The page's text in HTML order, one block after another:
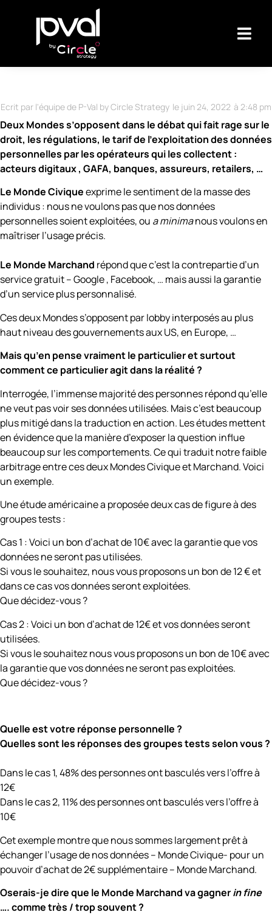
Ecrit par l'équipe de P-Val by Circle Strategy le juin 24, 2022 à 2:48 pm
Deux Mondes s’opposent dans le débat qui fait rage sur le
droit, les régulations, le tarif de l’exploitation des données
personnelles par les opérateurs qui les collectent :
acteurs digitaux , GAFA, banques, assureurs, retailers, …
Le Monde Civiqueexprime le sentiment de la masse des
individus : nous ne voulons pas que nos données
personnelles soient exploitées, ou a minimanous voulons en
maîtriser l’usage précis.
Le Monde Marchand répond que c’est la contrepartie d’un
service gratuit – Google , Facebook, … mais aussi la garantie
d’un service plus personnalisé.
Ces deux Mondes s’opposent par lobby interposés au plus
haut niveau des gouvernements aux US, en Europe, …
Mais qu’en pense vraiment le particulier et surtout
comment ce particulier agit dans la réalité ?
Interrogée, l’immense majorité des personnes répond qu’elle
ne veut pas voir ses données utilisées. Mais c’est beaucoup
plus mitigé dans la traduction en action. Les études mettent
en évidence que la manière d’exposer la question influe
beaucoup sur les comportements. Ce qui traduit notre faible
arbitrage entre ces deux Mondes Civique et Marchand. Voici
un exemple.
Une étude américaine a proposée deux cas de figure à des
groupes tests :
Cas 1 : Voici un bon d’achat de 10€ avec la garantie que vos
données ne seront pas utilisées.
Si vous le souhaitez, nous vous proposons un bon de 12 € et
dans ce cas vos données seront exploitées.
Que décidez-vous ?
Cas 2 : Voici un bon d’achat de 12€ et vos données seront
utilisées.
Si vous le souhaitez nous vous proposons un bon de 10€ avec
la garantie que vos données ne seront pas exploitées.
Que décidez-vous ?
Quelle est votre réponse personnelle ?
Quelles sont les réponses des groupes tests selon vous ?
Dans le cas 1, 48% des personnes ont basculés vers l’offre à
12€
Dans le cas 2, 11% des personnes ont basculés vers l’offre à
10€
Cet exemple montre que nous sommes largement prêt à
échanger l’usage de nos données – Monde Civique- pour un
pouvoir d’achat de 2€ supplémentaire – Monde Marchand.
Oserais-je dire que le Monde Marchand va gagnerin fine
…. comme très / trop souvent ?